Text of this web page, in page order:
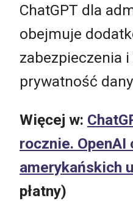
ChatGPT dla
obejmuje
zabezpieczenia
prywatność
Więcej w:
rocznie.
amerykańskich
płatny)